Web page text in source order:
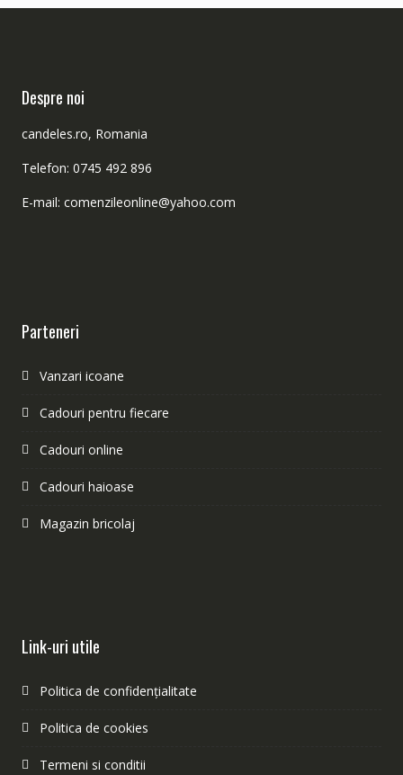
Despre noi
candeles.ro, Romania
Telefon: 0745 492 896
E-mail: comenzileonline@yahoo.com
Parteneri
Vanzari icoane
Cadouri pentru fiecare
Cadouri online
Cadouri haioase
Magazin bricolaj
Link-uri utile
Politica de confidențialitate
Politica de cookies
Termeni si conditii